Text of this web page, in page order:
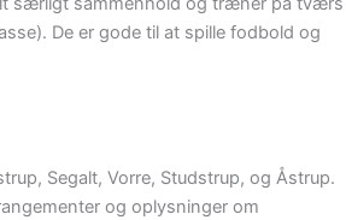
De er gode til at spille fodbold og
Segalt, Vorre, Studstrup, og Åstrup.
og oplysninger om